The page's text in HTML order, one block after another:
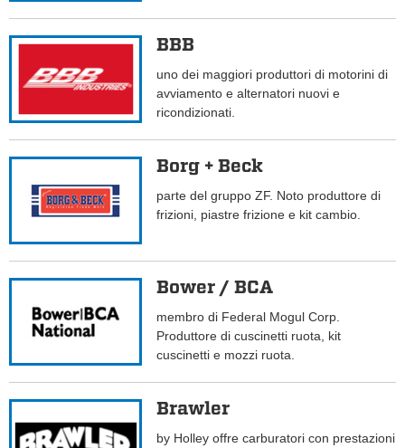
BBB
uno dei maggiori produttori di motorini di
avviamento e alternatori nuovi e
ricondizionati.
Borg + Beck
parte del gruppo ZF. Noto produttore di
frizioni, piastre frizione e kit cambio.
Bower / BCA
membro di Federal Mogul Corp.
Produttore di cuscinetti ruota, kit
cuscinetti e mozzi ruota.
Brawler
by Holley offre carburatori con prestazioni